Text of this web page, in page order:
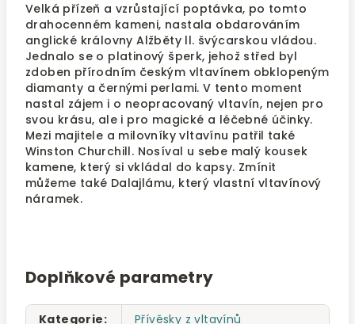
Velká přízeň a vzrůstající poptávka, po tomto
drahocenném kameni, nastala obdarováním
anglické královny Alžběty ll. švýcarskou vládou.
Jednalo se o platinový šperk, jehož střed byl
zdoben přírodním českým vltavínem obklopeným
diamanty a černými perlami. V tento moment
nastal zájem i o neopracovaný vltavín, nejen pro
svou krásu, ale i pro magické a léčebné účinky.
Mezi majitele a milovníky vltavínu patřil také
Winston Churchill. Nosíval u sebe malý kousek
kamene, který si vkládal do kapsy. Zmínit
můžeme také Dalajlámu, který vlastní vltavínový
náramek.
Doplňkové parametry
Kategorie: Přívěsky z vltavínů